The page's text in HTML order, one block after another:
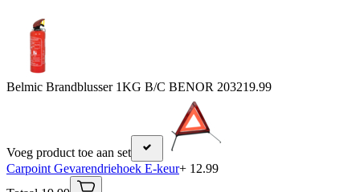
Belmic Brandblusser 1KG B/C BENOR 203219.99
Voeg product toe aan set
Carpoint Gevarendriehoek E-keur+ 12.99